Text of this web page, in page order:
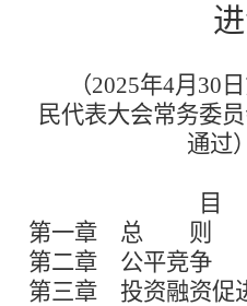
（2025年4月 30
民代表大会常务委
通过）
目
第一章 总 则
第二章 公平竞争
第三章 投资融资促